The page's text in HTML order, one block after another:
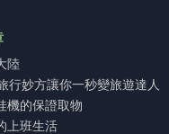
陸
行妙方讓你一秒變旅遊達人
機的保證取物
上班生活